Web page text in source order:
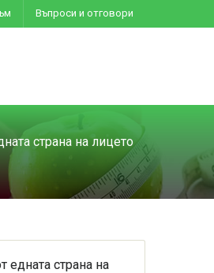
Въпроси и отговори
страна на лицето
едната страна на